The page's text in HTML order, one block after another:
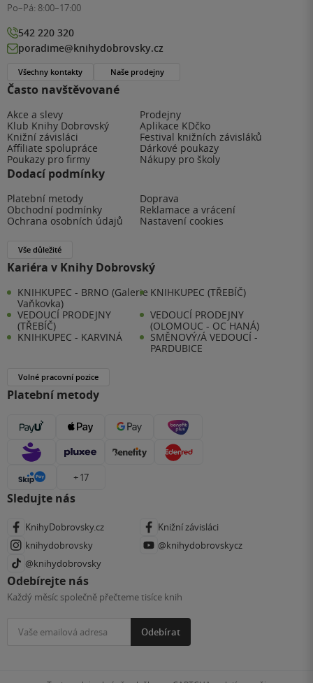
Často navštěvované
Akce a slevy
Prodejny
Klub Knihy Dobrovský
Aplikace KDčko
Knižní závisláci
Festival knižních závisláků
Affiliate spolupráce
Dárkové poukazy
Poukazy pro firmy
Nákupy pro školy
Dodací podmínky
Platební metody
Doprava
Obchodní podmínky
Reklamace a vrácení
Ochrana osobních údajů
Nastavení cookies
Vše důležité
Kariéra v Knihy Dobrovský
KNIHKUPEC - BRNO (Galerie
Vaňkovka)
KNIHKUPEC (TŘEBÍČ)
VEDOUCÍ PRODEJNY
(TŘEBÍČ)
VEDOUCÍ PRODEJNY
(OLOMOUC - OC HANÁ)
KNIHKUPEC - KARVINÁ
SMĚNOVÝ/Á VEDOUCÍ -
PARDUBICE
Volné pracovní pozice
Platební metody
+ 17
Sledujte nás
KnihyDobrovsky.cz
Knižní závisláci
knihydobrovsky
@knihydobrovskycz
@knihydobrovsky
Odebírejte nás
Každý měsíc společně přečteme tisíce knih
Odebírat
Po–Pá: 8:00–17:00
542 220 320
poradime@knihydobrovsky.cz
Všechny kontakty Naše prodejny